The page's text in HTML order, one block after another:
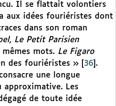
Il se flattait volontiers
aux idées fouriéristes dont
dans son roman
Le Petit Parisien
mots. Le Figaro
des fouriéristes »
36 .
une longue
approximative. Les
de toute idée